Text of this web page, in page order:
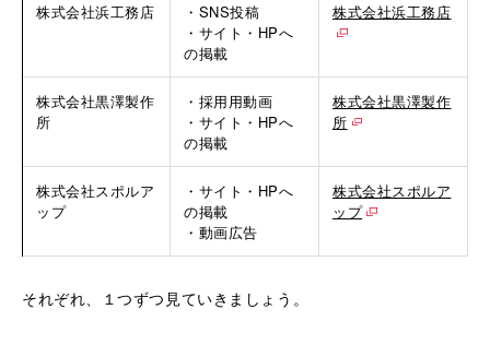
株式会社浜工務店
・SNS投稿
・サイト・HPへ
の掲載
株式会社浜工務店
株式会社黒澤製作
所
・採用用動画
・サイト・HPへ
の掲載
株式会社黒澤製作
所
株式会社スポルア
ップ
・サイト・HPへ
の掲載
・動画広告
株式会社スポルア
ップ
それぞれ、１つずつ見ていきましょう。